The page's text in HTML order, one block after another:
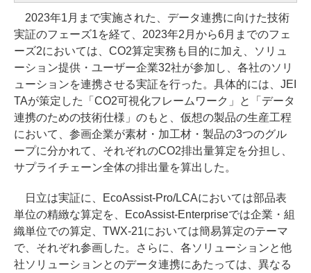
2023年1月まで実施された、データ連携に向けた技術
実証のフェーズ1を経て、2023年2月から6月までのフェ
ーズ2においては、CO2算定実務も目的に加え、ソリュ
ーション提供・ユーザー企業32社が参加し、各社のソリ
ューションを連携させる実証を行った。具体的には、JEI
TAが策定した「CO2可視化フレームワーク」と「データ
連携のための技術仕様」のもと、仮想の製品の生産工程
において、参画企業が素材・加工材・製品の3つのグル
ープに分かれて、それぞれのCO2排出量算定を分担し、
サプライチェーン全体の排出量を算出した。
日立は実証に、EcoAssist-Pro/LCAにおいては部品表
単位の精緻な算定を、EcoAssist-Enterpriseでは企業・組
織単位での算定、TWX-21においては簡易算定のテーマ
で、それぞれ参画した。さらに、各ソリューションと他
社ソリューションとのデータ連携にあたっては、異なる